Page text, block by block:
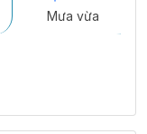
Mưa vừa